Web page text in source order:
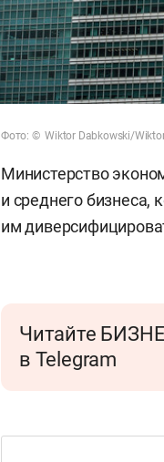
Фото: © Wiktor Dabkowski/
Министерство
и среднего
им
Читайте
в Telegram